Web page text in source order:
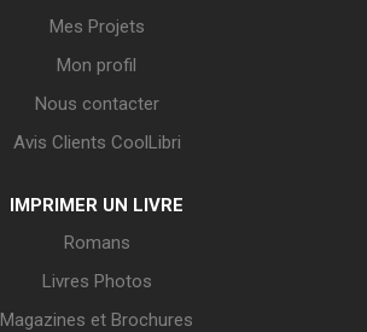
Mes Projets
Mon profil
Nous contacter
Avis Clients CoolLibri
IMPRIMER UN LIVRE
Romans
Livres Photos
Magazines et Brochures